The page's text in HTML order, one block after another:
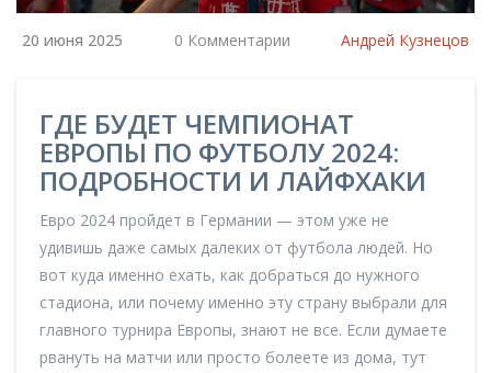
20 июня 2025 0 Комментарии Андрей Кузнецов
ГДЕ БУДЕТ ЧЕМПИОНАТ
ЕВРОПЫ ПО ФУТБОЛУ 2024:
ПОДРОБНОСТИ И ЛАЙФХАКИ
Евро 2024 пройдет в Германии — этом уже не
удивишь даже самых далеких от футбола людей. Но
вот куда именно ехать, как добраться до нужного
стадиона, или почему именно эту страну выбрали для
главного турнира Европы, знают не все. Если думаете
рвануть на матчи или просто болеете из дома, тут